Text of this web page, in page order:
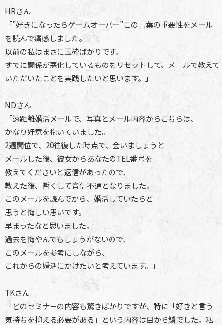
HRさん
「”好きになったらゲームオーバー”この言葉の重要性をメール
を読んで痛感しました。
以前の私はまさに玉砕ばかりです。
すでに関係が悪化しているものをリセットして、メールで教えて
いただいたことを実践したいと思います。」
NDさん
「遠距離婚活メールで、写真とメール内容からこちらは、
かなり好意を抱いていました。
2週間位で、20往復した時点で、会いましょうと
メールした後、彼女からあなたのTEL番号を
教えてくださいと返信があったので、
教えた後、暫くして音信不通となりました。
このメールを読んでから、婚活していたらと
思うと悔しい思いです。
早まったなと思いました。
過去を悔やんでもしょうがないので、
このメールを参考にしながら、
これからの婚活にかけたいと考えています。」
TKさん
「どのセミナーの内容も驚きばかりですが、特に「好きと言う
気持ちを抑える必要がある」という内容は目から鱗でした。私